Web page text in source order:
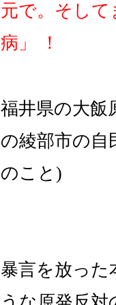
元で。そして
病」 ！
福井県の大飯
の綾部市の自
のこと)
暴言を放った